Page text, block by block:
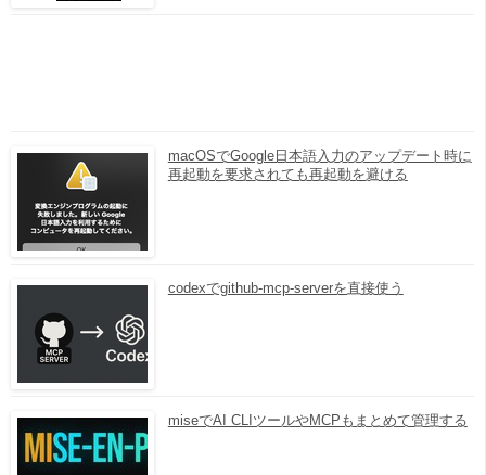
macOSでGoogle日本語入力のアップデート時に
再起動を要求されても再起動を避ける
codexでgithub-mcp-serverを直接使う
miseでAI CLIツールやMCPもまとめて管理する